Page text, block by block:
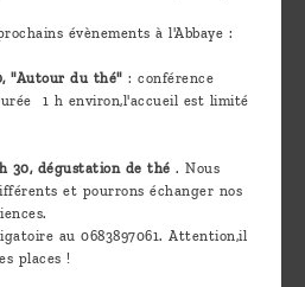
évènements à l'Abbaye :
"Autour du thé" : conférence
1 h environ,l'accueil est limité
30, dégustation de thé . Nous
et pourrons échanger nos
au 0683897061. Attention,il
places !